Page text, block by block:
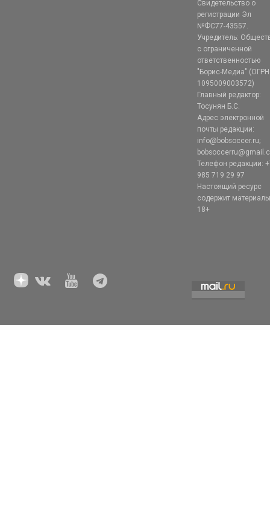
Свидетельство о
регистрации Эл
№ФС77-43557.
Учредитель:
с ограниченной
ответственностью
"Борис-Медиа" (ОГРН
1095009003572)
Главный редактор:
Тосунян Б.С.
Адрес электронной
почты редакции:
info@bobsoccer.ru;
Телефон редакции:
985 719 29 97
Настоящий ресурс
содержит
18+